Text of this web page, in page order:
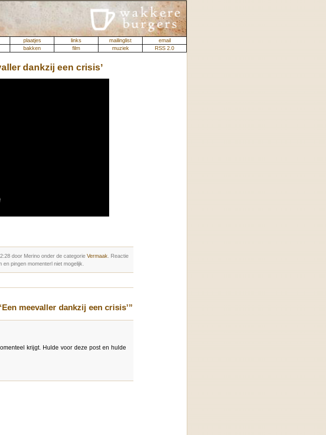
plaatjes links mailinglist
email
bakken film muziek RSS 2.0
dankzij een crisis’
door Merino onder de categorie Vermaak . Reactie
en pingen momenterl niet mogelijk.
meevaller dankzij een crisis’”
krijgt. Hulde voor deze post en hulde